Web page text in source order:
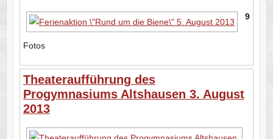
9
Fotos
Theateraufführung des
Progymnasiums Altshausen 3. August
2013